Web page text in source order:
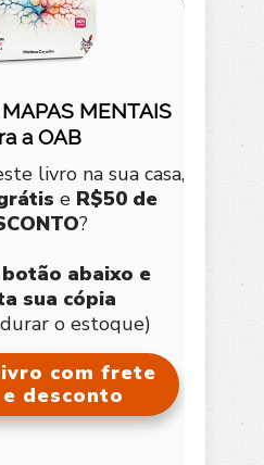
MENTAIS
a OAB
livro na sua casa,
e R$50 de
?
abaixo e
sua cópia
o estoque)
com frete
desconto